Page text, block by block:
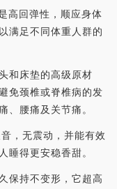
高回弹性，顺应身体
满足不同体重人群的
和床垫的高级原材
免颈椎或脊椎病的发
、腰痛及关节痛。
，无震动，并能有效
睡得更安稳香甜。
保持不变形，它超高